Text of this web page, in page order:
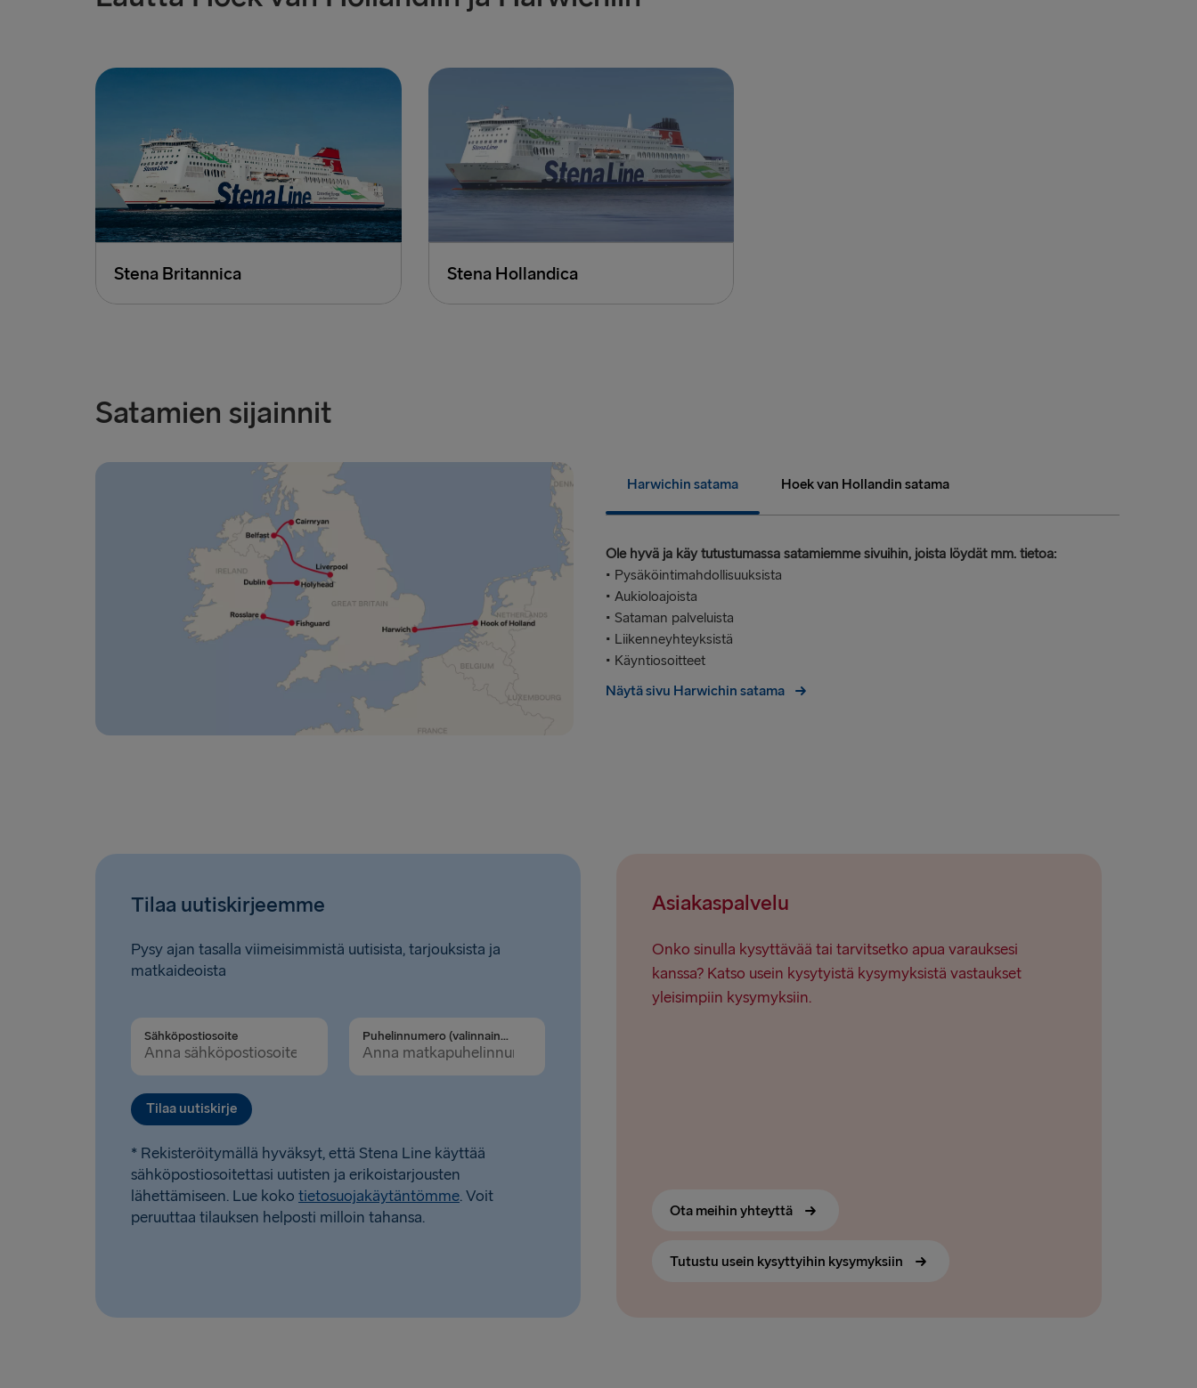
Stena Britannica Stena Hollandica
Satamien sijainnit
Harwichin satama Hoek van Hollandin satama
Ole hyvä ja käy tutustumassa satamiemme sivuihin, joista löydät mm. tietoa:
• Pysäköintimahdollisuuksista
• Aukioloajoista
• Sataman palveluista
• Liikenneyhteyksistä
• Käyntiosoitteet
Näytä sivu Harwichin satama
Tilaa uutiskirjeemme
Pysy ajan tasalla viimeisimmistä uutisista, tarjouksista ja
matkaideoista
Sähköpostiosoite Puhelinnumero (valinnainen)
Tilaa uutiskirje
* Rekisteröitymällä hyväksyt, että Stena Line käyttää
sähköpostiosoitettasi uutisten ja erikoistarjousten
lähettämiseen. Lue koko tietosuojakäytäntömme. Voit
peruuttaa tilauksen helposti milloin tahansa.
Asiakaspalvelu
Onko sinulla kysyttävää tai tarvitsetko apua varauksesi
kanssa? Katso usein kysytyistä kysymyksistä vastaukset
yleisimpiin kysymyksiin.
Ota meihin yhteyttä
Tutustu usein kysyttyihin kysymyksiin